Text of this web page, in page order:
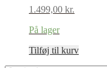
1.499,00 kr.
På lager
Tilføj til kurv